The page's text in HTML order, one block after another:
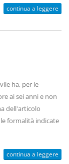
continua a leggere
ha, per le
ai sei anni e non
dell'articolo
formalità indicate
continua a leggere